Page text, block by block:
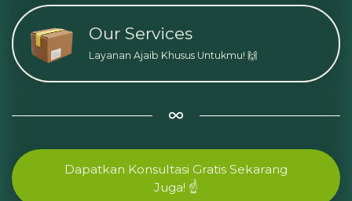
Our Services
Layanan Ajaib Khusus Untukmu! 🙌
Dapatkan Konsultasi Gratis Sekarang
Juga! ☝️